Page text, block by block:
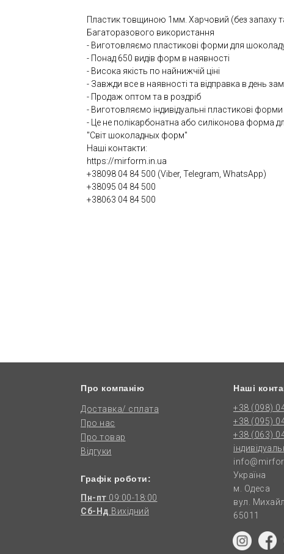
Пластик товщиною 1мм. Харчовий (без запаху
Багаторазового використання
- Виготовляємо пластикові форми для
- Понад 650 видів форм в наявності
- Висока якість по найнижчій ціні
- Завжди все в наявності та відправка в день
- Продаж оптом та в роздріб
- Виготовляємо індивідуальні пластикові
- Це не полікарбонатна або силіконова форма
"Світ шоколадных форм"
Наші контакти:
https://mirform.in.ua
+38098 04 84 500 (Viber, Telegram, WhatsApp)
+38095 04 84 500
+38063 04 84 500
+38 (098)
+38 (095)
+38 (063)
Україна
м. Одеса
вул.
65011
Відгуки
Доставка/ сплата
Про нас
Про товар
Наші
Про компанію
Графік роботи:
Пн-пт 09:00-18:00
Сб-Нд Вихідний